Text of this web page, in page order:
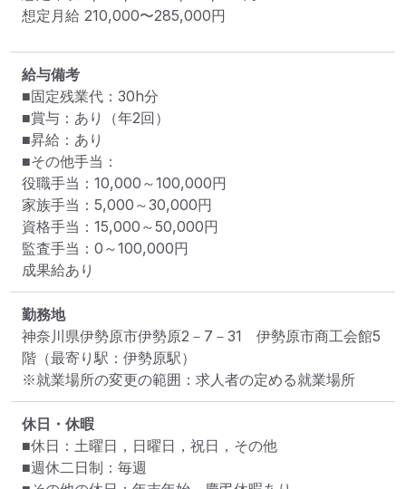
想定月給 210,000〜285,000円
給与備考
■固定残業代：30h分
■賞与：あり（年2回）
■昇給：あり
■その他手当：
役職手当：10,000～100,000円
家族手当：5,000～30,000円
資格手当：15,000～50,000円
監査手当：0～100,000円
成果給あり
勤務地
神奈川県伊勢原市伊勢原2－7－31　伊勢原市商工会館5
階 （最寄り駅：伊勢原駅）
※就業場所の変更の範囲：求人者の定める就業場所
休日・休暇
■休日：土曜日，日曜日，祝日，その他
■週休二日制：毎週